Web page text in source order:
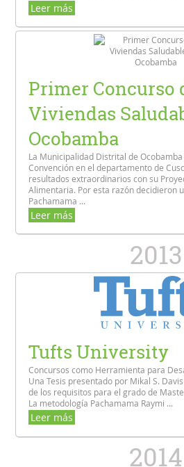
Leer más
Primer Concurso
Viviendas
Ocobamba
La Municipalidad Distrital de
Convención en el departamento de
resultados extraordinarios con su
Alimentaria. Por esta razón decidieron
Pachamama ...
Leer más
2013
Tufts University
Concursos como Herramienta para
Una Tesis presentado por Mikal S.
de los requisitos para el grado de
La metodología Pachamama Raymi ...
Leer más
2014